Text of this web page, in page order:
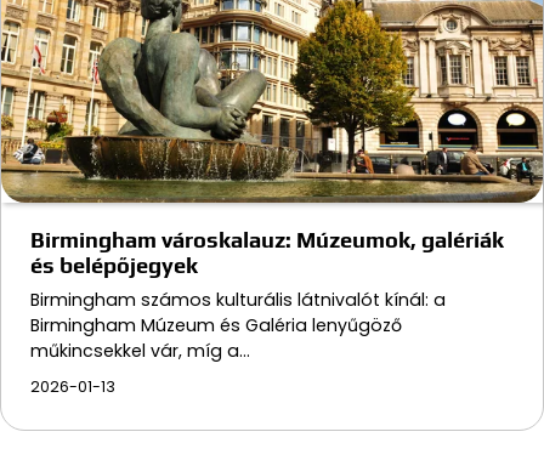
Birmingham városkalauz: Múzeumok, galériák
és belépőjegyek
Birmingham számos kulturális látnivalót kínál: a
Birmingham Múzeum és Galéria lenyűgöző
műkincsekkel vár, míg a…
2026-01-13